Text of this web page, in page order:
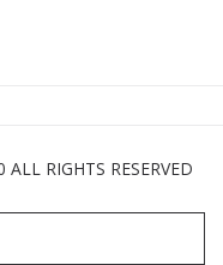
RIGHTS RESERVED